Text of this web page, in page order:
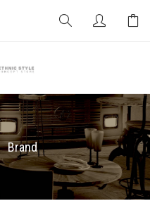
Brand